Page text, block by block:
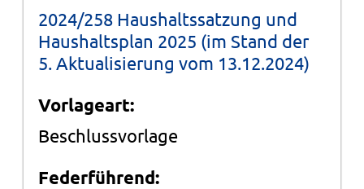
2024/258 Haushaltssatzung und
Haushaltsplan 2025 (im Stand der
5. Aktualisierung vom 13.12.2024)
Vorlageart:
Beschlussvorlage
Federführend: